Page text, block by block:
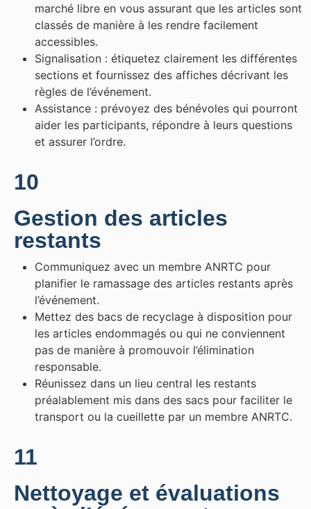
marché libre en vous assurant que les articles sont
classés de manière à les rendre facilement
accessibles.
Signalisation : étiquetez clairement les différentes
sections et fournissez des affiches décrivant les
règles de l’événement.
Assistance : prévoyez des bénévoles qui pourront
aider les participants, répondre à leurs questions
et assurer l’ordre.
10
Gestion des articles
restants
Communiquez avec un membre ANRTC pour
planifier le ramassage des articles restants après
l’événement.
Mettez des bacs de recyclage à disposition pour
les articles endommagés ou qui ne conviennent
pas de manière à promouvoir l’élimination
responsable.
Réunissez dans un lieu central les restants
préalablement mis dans des sacs pour faciliter le
transport ou la cueillette par un membre ANRTC.
11
Nettoyage et évaluations